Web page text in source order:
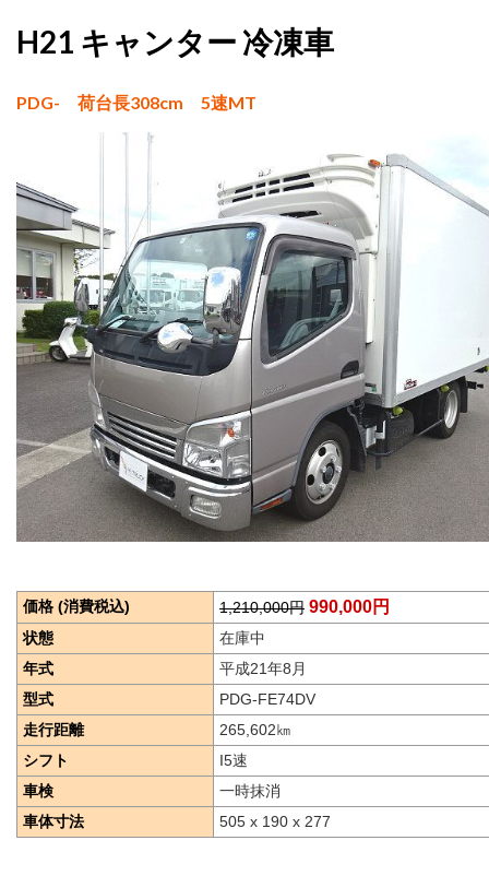
H21 キャンター 冷凍車
PDG- 荷台長308cm 5速MT
価格 (消費税込) 1,210,000円 990,000円
状態
在庫中
年式
平成21年8月
型式
PDG-FE74DV
走行距離
265,602㎞
シフト
I5速
車検
一時抹消
車体寸法
505 x 190 x 277